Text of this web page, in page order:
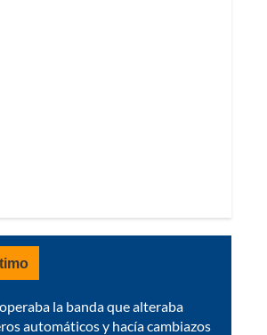
la banda que alteraba
automáticos y hacía cambiazos